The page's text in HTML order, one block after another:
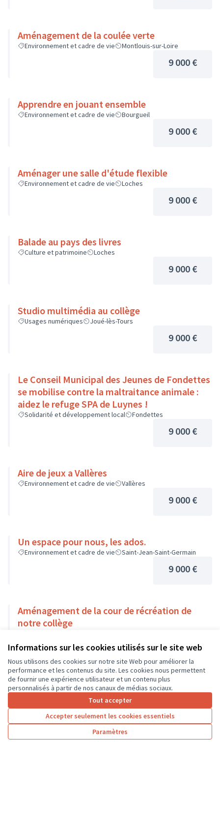
Informations sur les cookies utilisés sur le site web
Nous utilisons des cookies sur notre site Web pour améliorer la
performance et les contenus du site. Les cookies nous permettent
de fournir une expérience utilisateur et un contenu plus
personnalisés à partir de nos canaux de médias sociaux.
Tout accepter
Accepter seulement les cookies essentiels
Paramètres
Aménagement de la coulée verte
Environnement et cadre de vie Montlouis-sur-Loire
9 000 €
Apprendre en jouant ensemble
Environnement et cadre de vie Bourgueil
9 000 €
Aménager une salle d'étude flexible
Environnement et cadre de vie Loches
9 000 €
Balade au pays des livres
Culture et patrimoine Loches
9 000 €
Studio multimédia au collège
Usages numériques Joué-lès-Tours
9 000 €
Le Conseil Municipal des Jeunes de Fondettes
se mobilise contre la maltraitance animale :
aidez le refuge SPA de Luynes !
Solidarité et développement local Fondettes
9 000 €
Aire de jeux a Vallères
Environnement et cadre de vie Vallères
9 000 €
Un espace pour nous, les ados.
Environnement et cadre de vie Saint-Jean-Saint-Germain
9 000 €
Aménagement de la cour de récréation de
notre collège
9 000 €
Résultats par page : 25
1 … 5